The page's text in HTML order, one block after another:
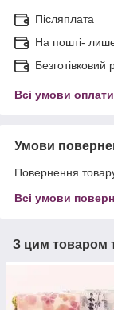
Післяплата
На пошті-
Всі умови оплати
Умови
Повернення
Всі умови
З цим товаром